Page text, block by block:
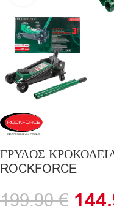
ΓΡΥΛΟΣ
ROCKFORCE
199.90€